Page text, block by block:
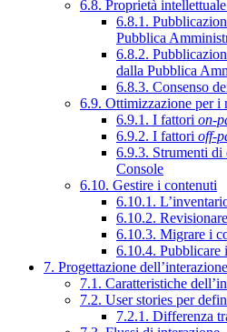
6.8. Proprietà
6.8.1.
Pubblica
6.8.2.
dalla Pubblica
6.8.3. Consenso
6.9. Ottimizzazione per i
6.9.1. I fattori on-
6.9.2. I fattori off-
6.9.3. Strumenti di
Console
6.10. Gestire i contenuti
6.10.1.
6.10.2.
6.10.3. Migrare i
6.10.4. Pubblicare
7. Progettazione dell’interazione
7.1. Caratteristiche
7.2. User stories per
7.2.1. Differenza